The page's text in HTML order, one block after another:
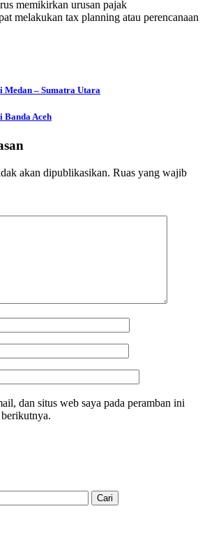
memikirkan urusan pajak
melakukan tax planning atau perencanaan
Medan – Sumatra Utara
Banda Aceh
akan dipublikasikan. Ruas yang wajib
dan situs web saya pada peramban ini